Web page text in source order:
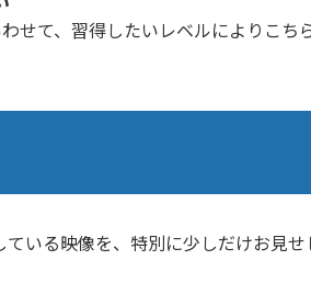
せて、習得したいレベルによりこち
いる映像を、特別に少しだけお見せ